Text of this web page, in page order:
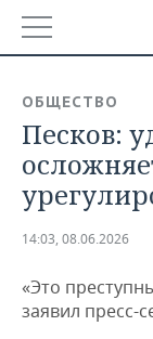
ТАТАРСТАН
НОВОСТИ
АНАЛИТИКА
ДЕКЛАРАЦИИ
КОРОЛИ
НОВОСТИ
ФИНАНСЫ
НОВОСТИ
ОБЩЕСТВО
Песков:
14:03, 08.06.2026
«Это
заявил пресс-